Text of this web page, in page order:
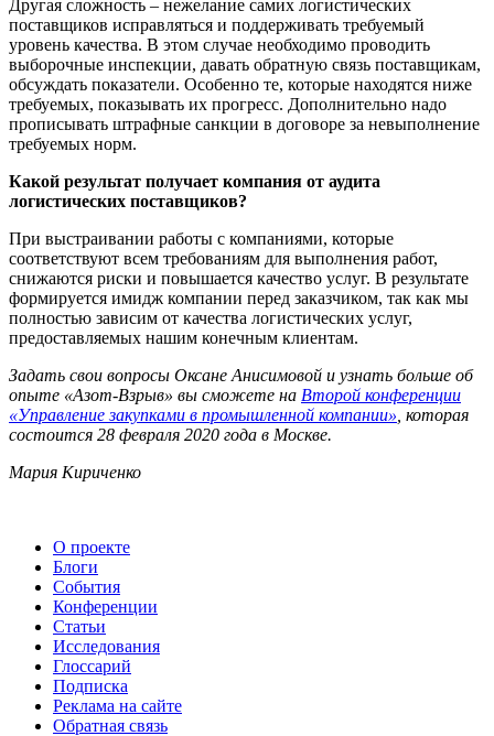
Другая сложность – нежелание самих логистических
поставщиков исправляться и поддерживать требуемый
уровень качества. В этом случае необходимо проводить
выборочные инспекции, давать обратную связь поставщикам,
обсуждать показатели. Особенно те, которые находятся ниже
требуемых, показывать их прогресс. Дополнительно надо
прописывать штрафные санкции в договоре за невыполнение
требуемых норм.
Какой результат получает компания от аудита
логистических поставщиков?
При выстраивании работы с компаниями, которые
соответствуют всем требованиям для выполнения работ,
снижаются риски и повышается качество услуг. В результате
формируется имидж компании перед заказчиком, так как мы
полностью зависим от качества логистических услуг,
предоставляемых нашим конечным клиентам.
Задать свои вопросы Оксане Анисимовой и узнать больше об
опыте «Азот-Взрыв» вы сможете на Второй конференции
«Управление закупками в промышленной компании» , которая
состоится 28 февраля 2020 года в Москве.
Мария Кириченко
О проекте
Блоги
События
Конференции
Статьи
Исследования
Глоссарий
Подписка
Реклама на сайте
Обратная связь